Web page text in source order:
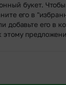
букет.
его в
добавьте его в
этому